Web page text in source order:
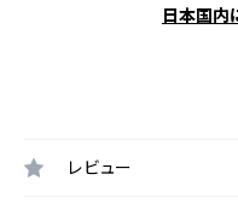
日本国内
レビュー